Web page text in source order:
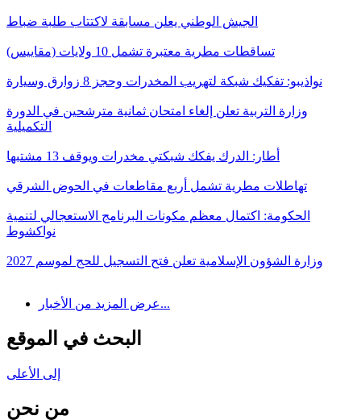
الجيش الوطني يعلن مسابقة لاكتتاب طلبة ضباط
تساقطات مطرية معتبرة تشمل 10 ولايات (مقاييس)
نواذيبو: تفكيك شبكة لتهريب المخدرات وحجز 8 زوارق وسيارة
وزارة التربية تعلن إلغاء امتحان ثمانية مترشحين في الدورة
التكميلية
أطار: الدرك يفكك شبكتي مخدرات ويوقف 13 مشتبها
تهاطلات مطرية تشمل أربع مقاطعات في الحوض الشرقي
الحكومة: اكتمال معظم مكونات البرنامج الاستعجالي لتنمية
نواكشوط
وزارة الشؤون الإسلامية تعلن فتح التسجيل للحج لموسم 2027
عرض المزيد من الأخبار...
البحث في الموقع
إلى الأعلى
من نحن